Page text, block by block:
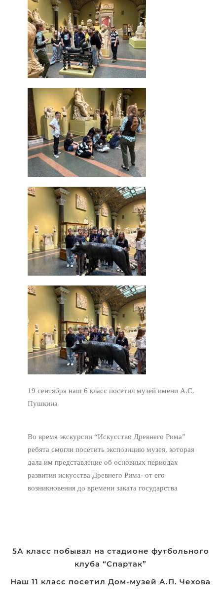
19 сентября наш 6 класс посетил музей имени А.С.
Пушкина
Во время экскурсии “Искусство Древнего Рима”
ребята смогли посетить экспозицию музея, которая
дала им представление об основных периодах
развития искусства Древнего Рима- от его
возникновения до времени заката государства
Навигация
записям
5А класс побывал на стадионе футбольного
клуба “Спартак”
Наш 11 класс посетил Дом-музей А.П. Чехова